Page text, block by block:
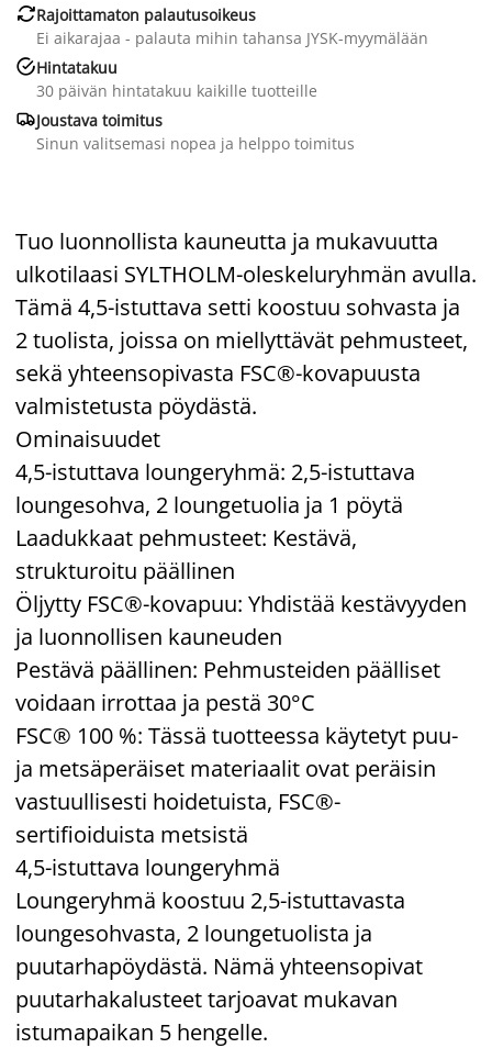
Rajoittamaton palautusoikeus
Ei aikarajaa - palauta mihin tahansa JYSK-myymälään
Hintatakuu
30 päivän hintatakuu kaikille tuotteille
Joustava toimitus
Sinun valitsemasi nopea ja helppo toimitus
Tuo luonnollista kauneutta ja mukavuutta
ulkotilaasi SYLTHOLM-oleskeluryhmän avulla.
Tämä 4,5-istuttava setti koostuu sohvasta ja
2 tuolista, joissa on miellyttävät pehmusteet,
sekä yhteensopivasta FSC®-kovapuusta
valmistetusta pöydästä.
Ominaisuudet
4,5-istuttava loungeryhmä: 2,5-istuttava
loungesohva, 2 loungetuolia ja 1 pöytä
Laadukkaat pehmusteet: Kestävä,
strukturoitu päällinen
Öljytty FSC®-kovapuu: Yhdistää kestävyyden
ja luonnollisen kauneuden
Pestävä päällinen: Pehmusteiden päälliset
voidaan irrottaa ja pestä 30°C
FSC® 100 %: Tässä tuotteessa käytetyt puu-
ja metsäperäiset materiaalit ovat peräisin
vastuullisesti hoidetuista, FSC®-
sertifioiduista metsistä
4,5-istuttava loungeryhmä
Loungeryhmä koostuu 2,5-istuttavasta
loungesohvasta, 2 loungetuolista ja
puutarhapöydästä. Nämä yhteensopivat
puutarhakalusteet tarjoavat mukavan
istumapaikan 5 hengelle.